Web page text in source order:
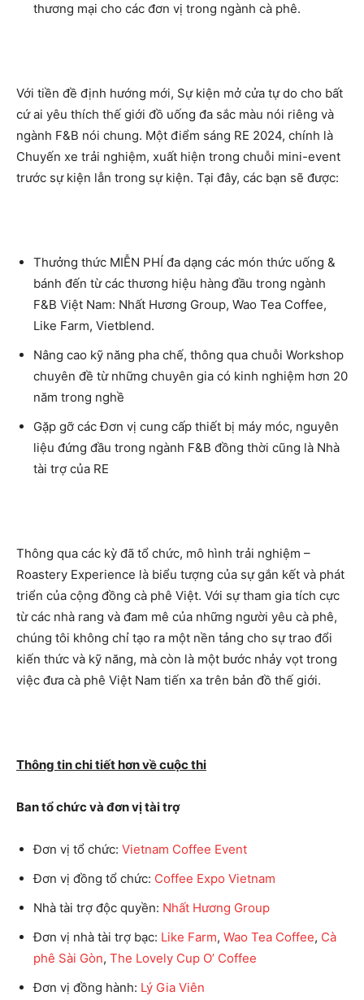
thương mại cho các đơn vị trong ngành cà phê.
Với tiền đề định hướng mới, Sự kiện mở cửa tự do cho bất
cứ ai yêu thích thế giới đồ uống đa sắc màu nói riêng và
ngành F&B nói chung. Một điểm sáng RE 2024, chính là
Chuyến xe trải nghiệm, xuất hiện trong chuỗi mini-event
trước sự kiện lẫn trong sự kiện. Tại đây, các bạn sẽ được:
Thưởng thức MIỄN PHÍ đa dạng các món thức uống &
bánh đến từ các thương hiệu hàng đầu trong ngành
F&B Việt Nam: Nhất Hương Group, Wao Tea Coffee,
Like Farm, Vietblend.
Nâng cao kỹ năng pha chế, thông qua chuỗi Workshop
chuyên đề từ những chuyên gia có kinh nghiệm hơn 20
năm trong nghề
Gặp gỡ các Đơn vị cung cấp thiết bị máy móc, nguyên
liệu đứng đầu trong ngành F&B đồng thời cũng là Nhà
tài trợ của RE
Thông qua các kỳ đã tổ chức, mô hình trải nghiệm –
Roastery Experience là biểu tượng của sự gắn kết và phát
triển của cộng đồng cà phê Việt. Với sự tham gia tích cực
từ các nhà rang và đam mê của những người yêu cà phê,
chúng tôi không chỉ tạo ra một nền tảng cho sự trao đổi
kiến thức và kỹ năng, mà còn là một bước nhảy vọt trong
việc đưa cà phê Việt Nam tiến xa trên bản đồ thế giới.
Thông tin chi tiết hơn về cuộc thi
Ban tổ chức và đơn vị tài trợ
Đơn vị tổ chức: Vietnam Coffee Event
Đơn vị đồng tổ chức: Coffee Expo Vietnam
Nhà tài trợ độc quyền: Nhất Hương Group
Đơn vị nhà tài trợ bạc: Like Farm, Wao Tea Coffee, Cà
phê Sài Gòn, The Lovely Cup O’ Coffee
Đơn vị đồng hành: Lý Gia Viên